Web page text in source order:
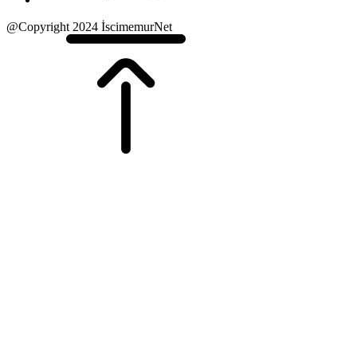
@Copyright 2024 İscimemurNet